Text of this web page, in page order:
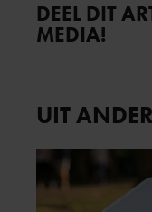
DEEL DIT
MEDIA!
UIT